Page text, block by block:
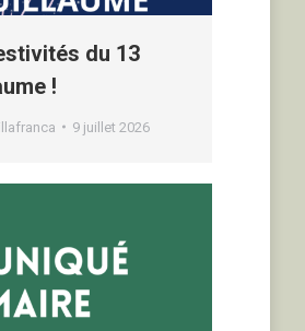
du 13
!
9 juillet 2026